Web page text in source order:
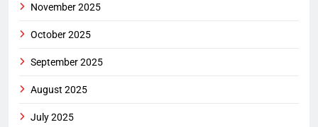
November 2025
October 2025
September 2025
August 2025
July 2025